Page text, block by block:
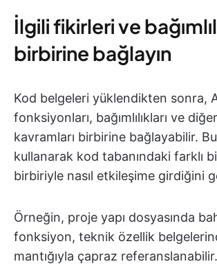
İlgili fikirleri ve
birbirine bağlayın
Kod belgeleri yüklendikten sonra,
fonksiyonları, bağımlılıkları ve
kavramları birbirine bağlayabilir.
kullanarak kod tabanındaki farklı
birbiriyle nasıl etkileşime girdiğini
Örneğin, proje yapı dosyasında
fonksiyon, teknik özellik
mantığıyla çapraz